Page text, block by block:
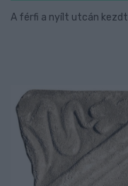
A férfi a nyílt utcán